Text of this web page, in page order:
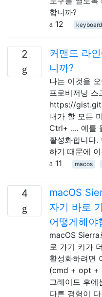
합니까?
12
keyboard
2
커맨드 라
니까?
나는 이것을
프로비저닝 스
https://
내가 할 모든
Ctrl+ .... 예를
활성화합니다.
하기 때문에
11
macos
4
macOS
자기 바로
어떻게해야
macOS
로 가기 키가
활성화하려면
(cmd + opt +
그레이드 후
다른 경험이